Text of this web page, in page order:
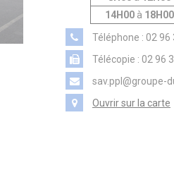
14H00à 18H00
Téléphone : 02 96
Télécopie : 02 96
sav.ppl@groupe-
Ouvrir sur la carte